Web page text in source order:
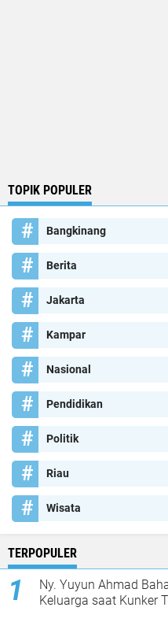
TOPIK POPULER
Bangkinang
Berita
Jakarta
Kampar
Nasional
Pendidikan
Politik
Riau
Wisata
TERPOPULER
Ny. Yuyun Ahmad
Keluarga saat Kunker